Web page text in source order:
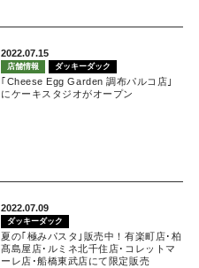
2022.07.15
店舗情報 ダッキーダック
｢Cheese Egg Garden 調布パルコ店｣
にケーキスタジオがオープン
2022.07.09
ダッキーダック
夏の｢極みパスタ｣販売中！有楽町店･柏
髙島屋店･ルミネ北千住店･コレットマ
ーレ店･船橋東武店にて限定販売